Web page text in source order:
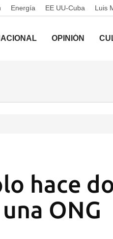
Energía EE UU-Cuba Luis
OPINIÓN
hace
ONG